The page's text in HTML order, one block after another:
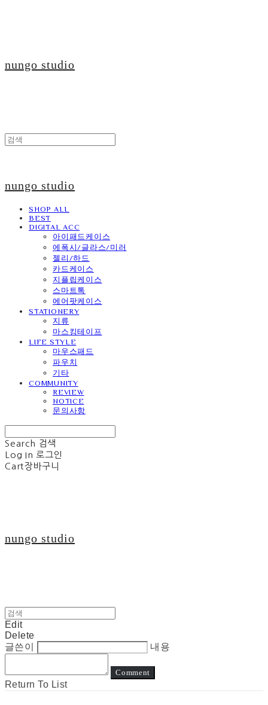
nungo studio
nungo studio
SHOP ALL
BEST
DIGITAL ACC
아이패드케이스
에폭시/글라스/미러
젤리/하드
카드케이스
지플립케이스
스마트톡
에어팟케이스
STATIONERY
지류
마스킹테이프
LIFE STYLE
마우스패드
파우치
기타
COMMUNITY
REVIEW
NOTICE
문의사항
Search 검색
Log In 로그인
Cart장바구니
nungo studio
Edit
Delete
글쓴이
내용
Comment
Return To List